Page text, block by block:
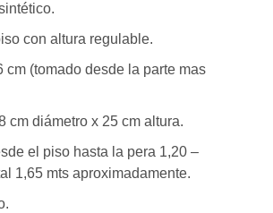
con altura regulable.
cm (tomado desde la parte mas
cm diámetro x 25 cm altura.
el piso hasta la pera 1,20 –
1,65 mts aproximadamente.